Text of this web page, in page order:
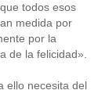
todos esos
medida por
por la
de la felicidad».
ello necesita del